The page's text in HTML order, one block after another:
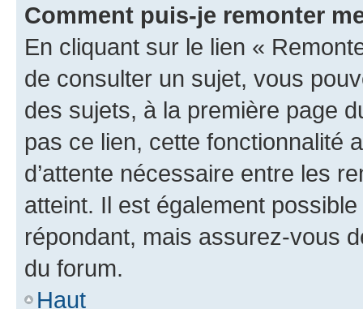
Comment puis-je remonter
En cliquant sur le lien «
de consulter un sujet, vous
des sujets, à la première page
pas ce lien, cette fonctionnalité
d’attente nécessaire entre les
atteint. Il est également
répondant, mais assurez-vous
du forum.
Haut